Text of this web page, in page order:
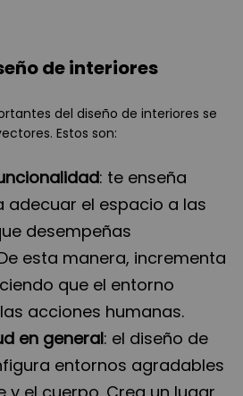
de interiores
del diseño de interiores se
Estos son:
: te enseña
adecuar el espacio a las
desempeñas
esta manera, incrementa
que el entorno
acciones humanas.
en general: el diseño de
entornos agradables